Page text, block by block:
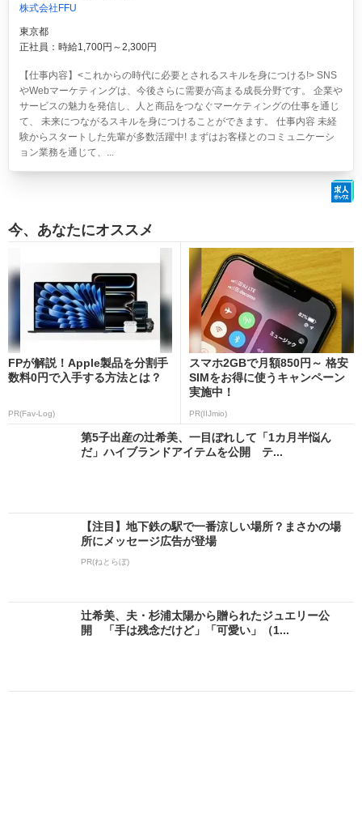
株式会社FFU
東京都
正社員：時給1,700円～2,300円
【仕事内容】<これからの時代に必要とされるスキルを身につける!> SNS
やWebマーケティングは、今後さらに需要が高まる成長分野です。 企業や
サービスの魅力を発信し、人と商品をつなぐマーケティングの仕事を通じ
て、 未来につながるスキルを身につけることができます。 仕事内容 未経
験からスタートした先輩が多数活躍中! まずはお客様とのコミュニケーシ
ョン業務を通じて、...
今、あなたにオススメ
FPが解説！Apple製品を分割手
数料0円で入手する方法とは？
PR(Fav-Log)
スマホ2GBで月額850円～ 格安
SIMをお得に使うキャンペーン
実施中！
PR(IIJmio)
第5子出産の辻希美、一目ぼれして「1カ月半悩ん
だ」ハイブランドアイテムを公開 テ...
【注目】地下鉄の駅で一番涼しい場所？まさかの場
所にメッセージ広告が登場
PR(ねとらぼ)
辻希美、夫・杉浦太陽から贈られたジュエリー公
開 「手は残念だけど」「可愛い」（1...